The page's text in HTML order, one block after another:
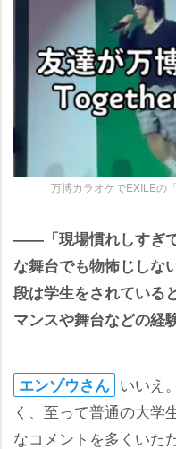
万博カラオケでEXILEの
――「現場慣れしすぎ
な舞台でも物怖じしな
段は学生をされている
マンスや舞台などの経
エンゾウさん いいえ
く、至って普通の大学
なコメントを多くいた